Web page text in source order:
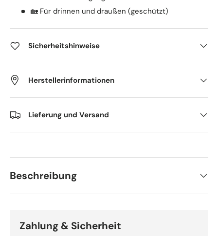
🏡 Für drinnen und draußen (geschützt)
Sicherheitshinweise
Herstellerinformationen
Lieferung und Versand
Beschreibung
Zahlung & Sicherheit